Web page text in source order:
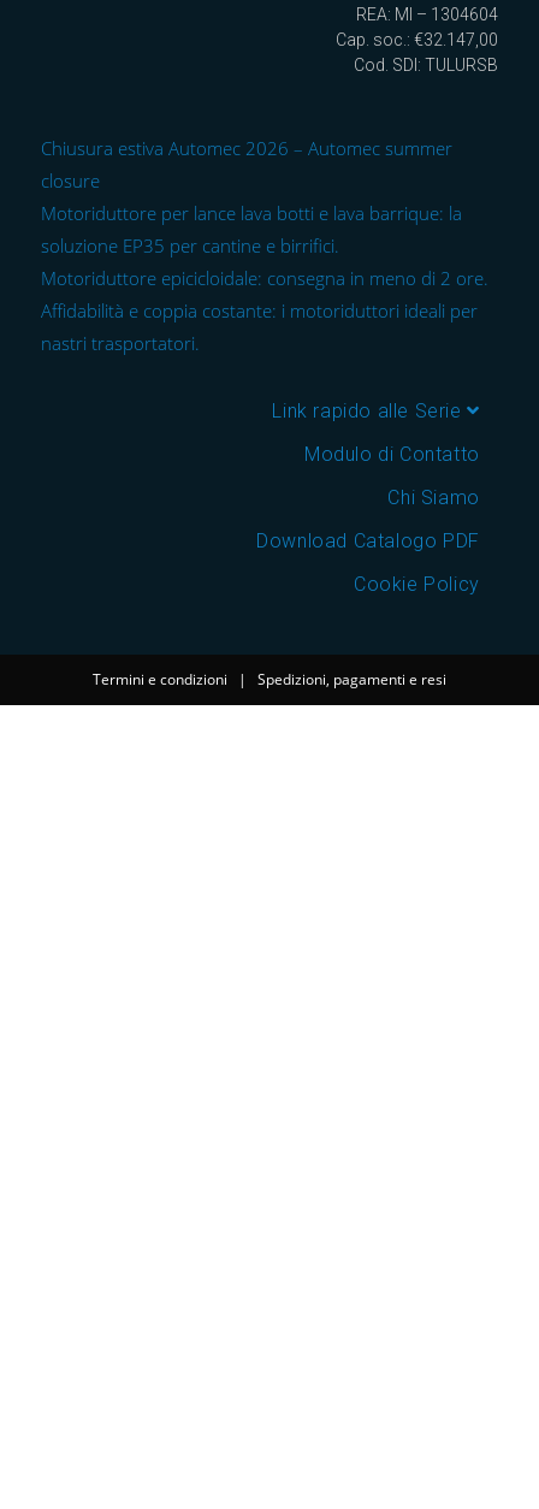
REA: MI – 1304604
Cap. soc.: €32.147,00
Cod. SDI: TULURSB
Chiusura estiva Automec 2026 – Automec summer
closure
Motoriduttore per lance lava botti e lava barrique: la
soluzione EP35 per cantine e birrifici.
Motoriduttore epicicloidale: consegna in meno di 2 ore.
Affidabilità e coppia costante: i motoriduttori ideali per
nastri trasportatori.
Link rapido alle Serie
Modulo di Contatto
Chi Siamo
Download Catalogo PDF
Cookie Policy
Termini e condizioni | Spedizioni, pagamenti e resi